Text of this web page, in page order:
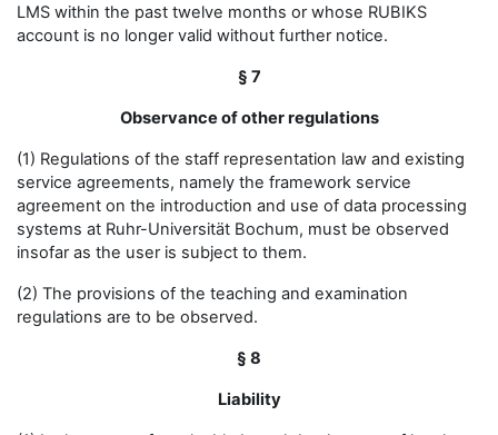
LMS within the past twelve months or whose RUBIKS
account is no longer valid without further notice.
§ 7
Observance of other regulations
(1) Regulations of the staff representation law and existing
service agreements, namely the framework service
agreement on the introduction and use of data processing
systems at Ruhr-Universität Bochum, must be observed
insofar as the user is subject to them.
(2) The provisions of the teaching and examination
regulations are to be observed.
§ 8
Liability